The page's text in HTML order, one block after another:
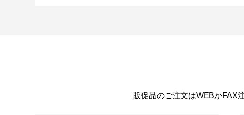
販促品のご注文はWEBかFAX